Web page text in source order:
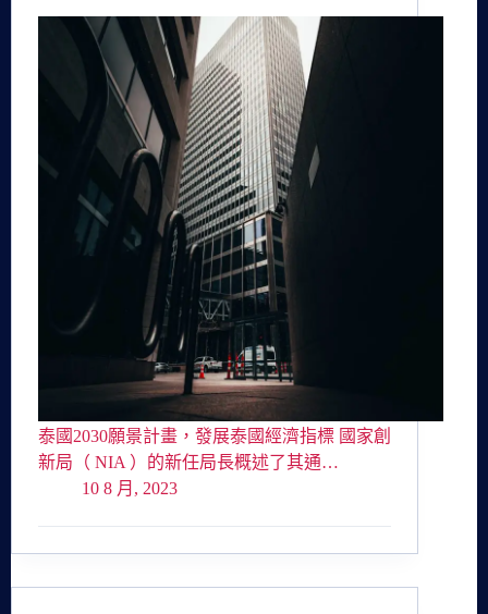
泰國2030願景計畫，發展泰國經濟指標 國家創
新局（ NIA ）的新任局長概述了其通…
10 8 月, 2023